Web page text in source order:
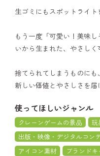
生ゴミにもスポットライト
もう一度「可愛い！美味
いから生まれた、やさしく
捨てられてしまうものにも、
新しい価値とやさしさを届
使ってほしいジャンル
クレーンゲームの景品
玩
出版・映像・デジタルコン
アイコン素材
ブランド